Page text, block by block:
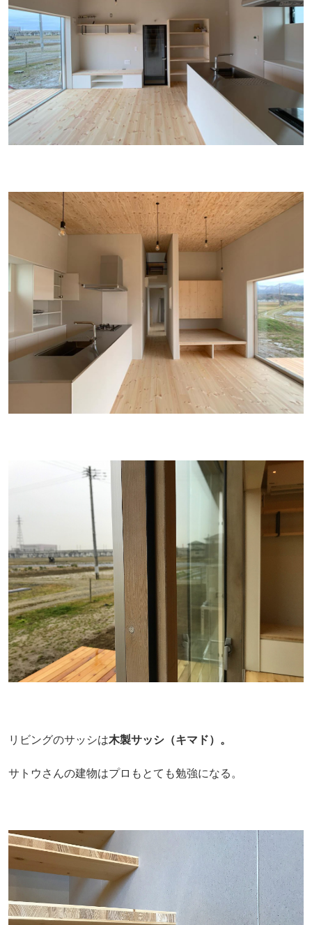
リビングのサッシは木製サッシ（キマド）。
サトウさんの建物はプロもとても勉強になる。